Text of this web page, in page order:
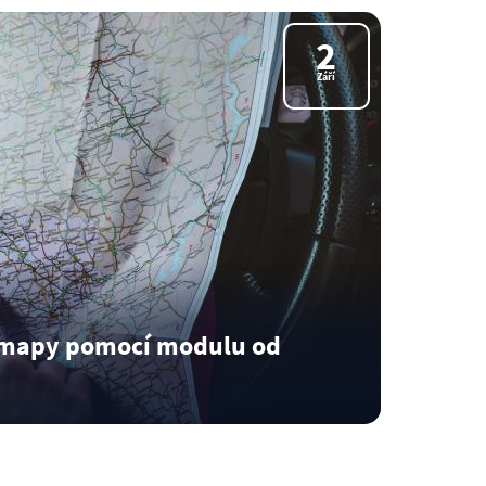
Číst dál 2
Září
pomocí modulu od
stránek.…